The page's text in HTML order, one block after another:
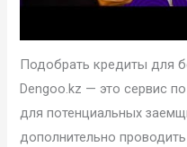
Подобрать кредиты для
Dengoo.kz — это сервис
для потенциальных
дополнительно